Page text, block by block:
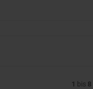
1 bis 8